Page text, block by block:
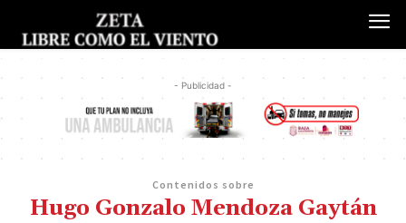
- Publicidad -
Contenidos sobre
Hugo Gonzalo Mendoza Gaytán